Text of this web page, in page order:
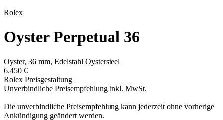
Rolex
Oyster Perpetual 36
Oyster, 36 mm, Edelstahl Oystersteel
6.450 €
Rolex Preisgestaltung
Unverbindliche Preisempfehlung inkl. MwSt.
Die unverbindliche Preis­empfehlung kann jederzeit ohne vorherige
Ankündigung geändert werden.